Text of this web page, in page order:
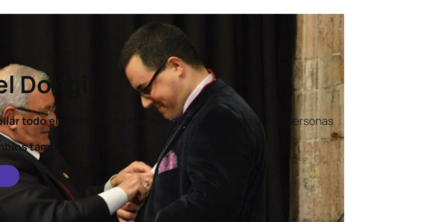
Dongil
todo el potencial de muchasinstituciones y muchas personas
también?
Haz clic en el botón.